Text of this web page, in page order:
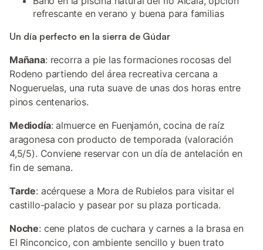
refrescante en verano y buena para familias
Un día perfecto en la sierra de Gúdar
Mañana: recorra a pie las formaciones rocosas del
Rodeno partiendo del área recreativa cercana a
Nogueruelas, una ruta suave de unas dos horas entre
pinos centenarios.
Mediodía: almuerce en Fuenjamón, cocina de raíz
aragonesa con producto de temporada (valoración
4,5/5). Conviene reservar con un día de antelación en
fin de semana.
Tarde: acérquese a Mora de Rubielos para visitar el
castillo-palacio y pasear por su plaza porticada.
Noche: cene platos de cuchara y carnes a la brasa en
El Rinconcico, con ambiente sencillo y buen trato